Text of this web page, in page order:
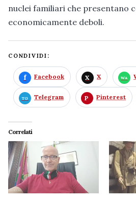
nuclei familiari che presentano
economicamente deboli.
CONDIVIDI:
Facebook X
Telegram Pinterest
Correlati